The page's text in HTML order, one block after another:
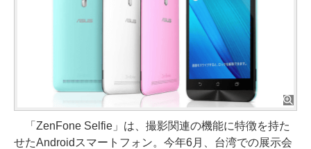
「ZenFone Selfie」は、撮影関連の機能に特徴を持た
せたAndroidスマートフォン。今年6月、台湾での展示会